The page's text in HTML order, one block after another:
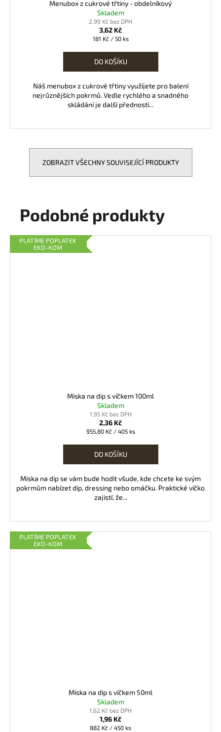
Menubox z cukrové třtiny - obdelníkový
Skladem
2,99 Kč bez DPH
3,62 Kč
Měrná
181 Kč / 50 ks
DO KOŠÍKU
Náš menubox z cukrové třtiny využijete pro balení
nejrůznějších pokrmů. Vedle rychlého a snadného
skládání je další předností...
ZOBRAZIT VŠECHNY SOUVISEJÍCÍ PRODUKTY
Podobné produkty
PLATÍME POPLATEK
EKO-KOM
Miska na dip s víčkem 100ml
Skladem
1,95 Kč bez DPH
2,36 Kč
Měrná
955,80 Kč / 405 ks
DO KOŠÍKU
Miska na dip se vám bude hodit všude, kde chcete ke svým
pokrmům nabízet dip, dressing nebo omáčku. Praktické víčko
zajistí, že...
PLATÍME POPLATEK
EKO-KOM
Miska na dip s víčkem 50ml
Skladem
1,62 Kč bez DPH
1,96 Kč
Měrná
882 Kč / 450 ks